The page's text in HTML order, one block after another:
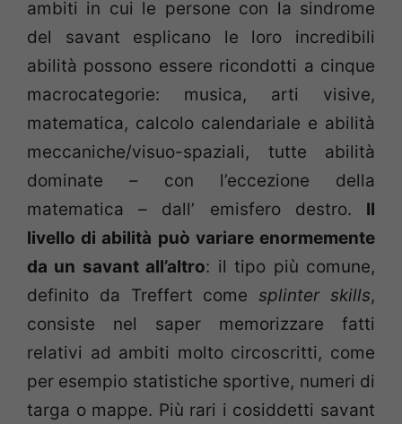
ambiti in cui le persone con la sindrome
del savant esplicano le loro incredibili
abilità possono essere ricondotti a cinque
macrocategorie: musica, arti visive,
matematica, calcolo calendariale e abilità
meccaniche/visuo-spaziali, tutte abilità
dominate – con l’eccezione della
matematica – dall’ emisfero destro. Il
livello di abilità può variare enormemente
da un savant all’altro: il tipo più comune,
definito da Treffert come splinter skills,
consiste nel saper memorizzare fatti
relativi ad ambiti molto circoscritti, come
per esempio statistiche sportive, numeri di
targa o mappe. Più rari i cosiddetti savant